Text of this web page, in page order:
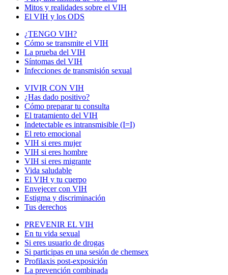
Mitos y realidades sobre el VIH
El VIH y los ODS
¿TENGO VIH?
Cómo se transmite el VIH
La prueba del VIH
Síntomas del VIH
Infecciones de transmisión sexual
VIVIR CON VIH
¿Has dado positivo?
Cómo preparar tu consulta
El tratamiento del VIH
Indetectable es intransmisible (I=I)
El reto emocional
VIH si eres mujer
VIH si eres hombre
VIH si eres migrante
Vida saludable
El VIH y tu cuerpo
Envejecer con VIH
Estigma y discriminación
Tus derechos
PREVENIR EL VIH
En tu vida sexual
Si eres usuario de drogas
Si participas en una sesión de chemsex
Profilaxis post-exposición
La prevención combinada